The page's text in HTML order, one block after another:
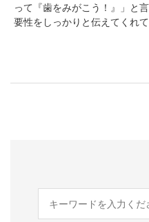
って『歯をみがこう！』」と
要性をしっかりと伝えてくれて